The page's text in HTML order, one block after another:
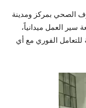
الصحي بمركز ومدينة
سير العمل ميدانياً،
للتعامل الفوري مع أي